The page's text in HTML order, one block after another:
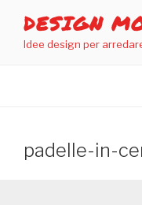
contenuto
DESIGN
Idee design per
padelle-in-